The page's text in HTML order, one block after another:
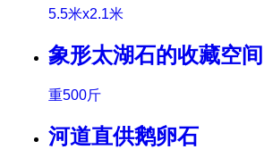
5.5米x2.1米
象形太湖石的收藏空间
重500斤
河道直供鹅卵石